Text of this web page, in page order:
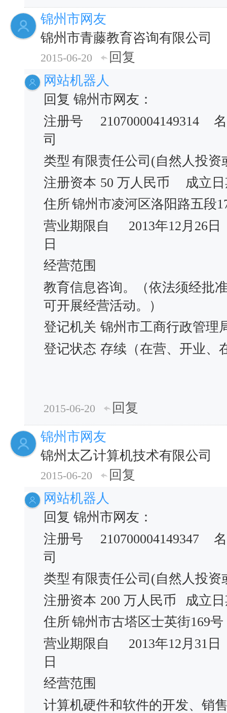
锦州市网友
锦州市青藤教育咨询有限公司
2015-06-20
回复
网站机器人
回复 锦州市网友：
注册号
210700004149314
司
类型 有限责任公司(自然人投资
注册资本 50 万人民币
成立
住所锦州市凌河区洛阳路五段
营业期限自
2013年12月26日
日
经营范围
教育信息咨询。（依法须经批
可开展经营活动。）
登记机关 锦州市工商行政管理
登记状态 存续（在营、开业、
2015-06-20
回复
锦州市网友
锦州太乙计算机技术有限公司
2015-06-20
回复
网站机器人
回复 锦州市网友：
注册号
210700004149347
司
类型 有限责任公司(自然人投资
注册资本 200 万人民币
成立
住所锦州市古塔区士英街169号
营业期限自
2013年12月31日
日
经营范围
计算机硬件和软件的开发、销